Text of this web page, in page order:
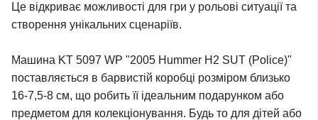
Це відкриває можливості для гри у рольові ситуації та
створення унікальних сценаріїв.
Машина KT 5097 WP "2005 Hummer H2 SUT (Police)"
поставляється в барвистій коробці розміром близько
16-7,5-8 см, що робить її ідеальним подарунком або
предметом для колекціонування. Будь то для дітей або